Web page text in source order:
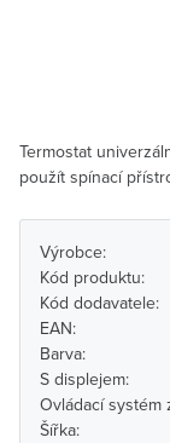
Termostat
použít spínací
Výrobce:
Kód produktu:
Kód dodavatele:
EAN:
Barva:
S displejem:
Ovládací systém
Šířka: